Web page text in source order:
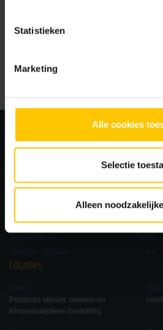
Statistieken
Marketing
Alle cookies
Selectie
Alleen
Duurzaamheid
Tuininspiratie
Werken bij MBI
Gevel
Tuin
Locaties
Aalst
Productie stenen, banden en
klimaatadaptieve bestrating